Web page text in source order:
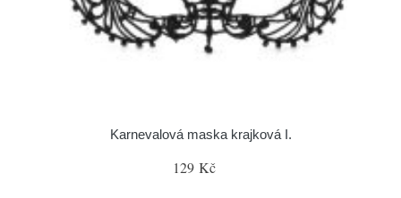
Karnevalová maska krajková I.
129 Kč